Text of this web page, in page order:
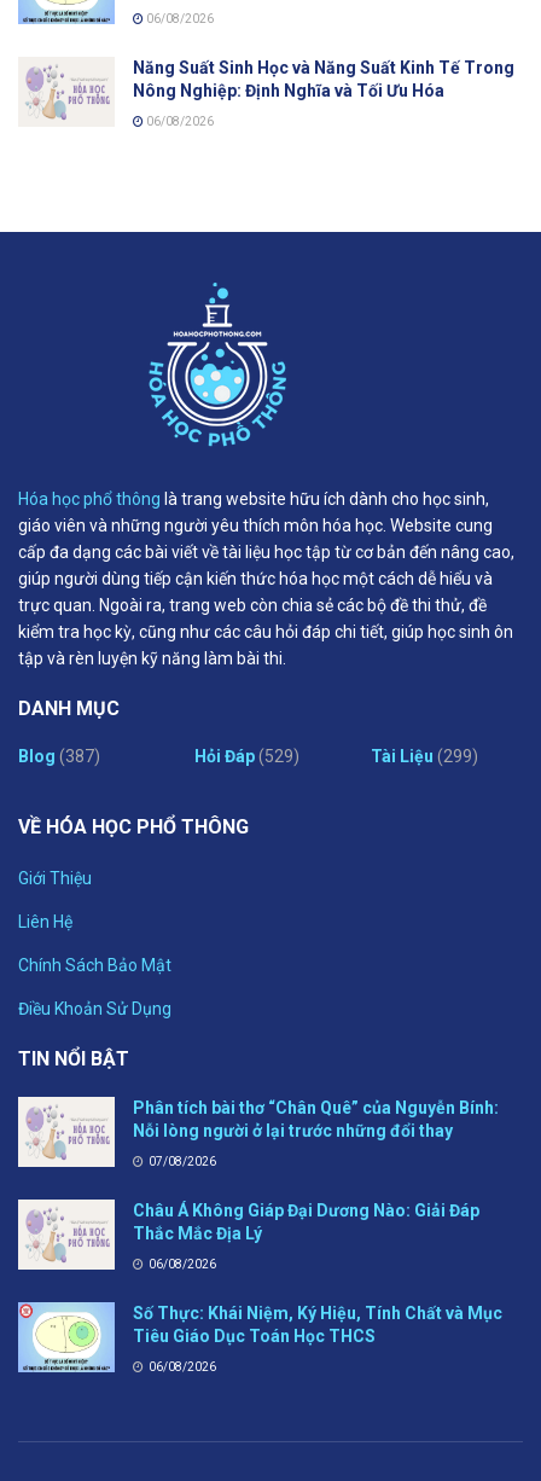
06/08/2026
Năng Suất Sinh Học và Năng Suất Kinh Tế Trong
Nông Nghiệp: Định Nghĩa và Tối Ưu Hóa
06/08/2026
Hóa học phổ thông là trang website hữu ích dành cho học sinh,
giáo viên và những người yêu thích môn hóa học. Website cung
cấp đa dạng các bài viết về tài liệu học tập từ cơ bản đến nâng cao,
giúp người dùng tiếp cận kiến thức hóa học một cách dễ hiểu và
trực quan. Ngoài ra, trang web còn chia sẻ các bộ đề thi thử, đề
kiểm tra học kỳ, cũng như các câu hỏi đáp chi tiết, giúp học sinh ôn
tập và rèn luyện kỹ năng làm bài thi.
DANH MỤC
Blog (387) Hỏi Đáp(529) Tài Liệu (299)
VỀ HÓA HỌC PHỔ THÔNG
Giới Thiệu
Liên Hệ
Chính Sách Bảo Mật
Điều Khoản Sử Dụng
TIN NỔI BẬT
Phân tích bài thơ “Chân Quê” của Nguyễn Bính:
Nỗi lòng người ở lại trước những đổi thay
07/08/2026
Châu Á Không Giáp Đại Dương Nào: Giải Đáp
Thắc Mắc Địa Lý
06/08/2026
Số Thực: Khái Niệm, Ký Hiệu, Tính Chất và Mục
Tiêu Giáo Dục Toán Học THCS
06/08/2026